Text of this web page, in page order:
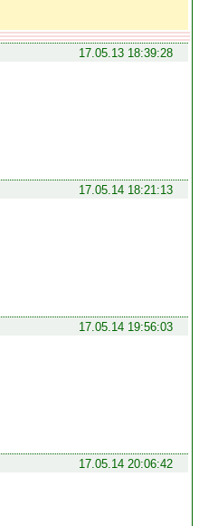
17.05.13 18:39:28
17.05.14 18:21:13
17.05.14 19:56:03
17.05.14 20:06:42